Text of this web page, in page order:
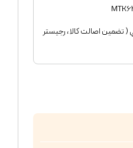
شركتي ( تضمين اصالت كالا ، رجيستر